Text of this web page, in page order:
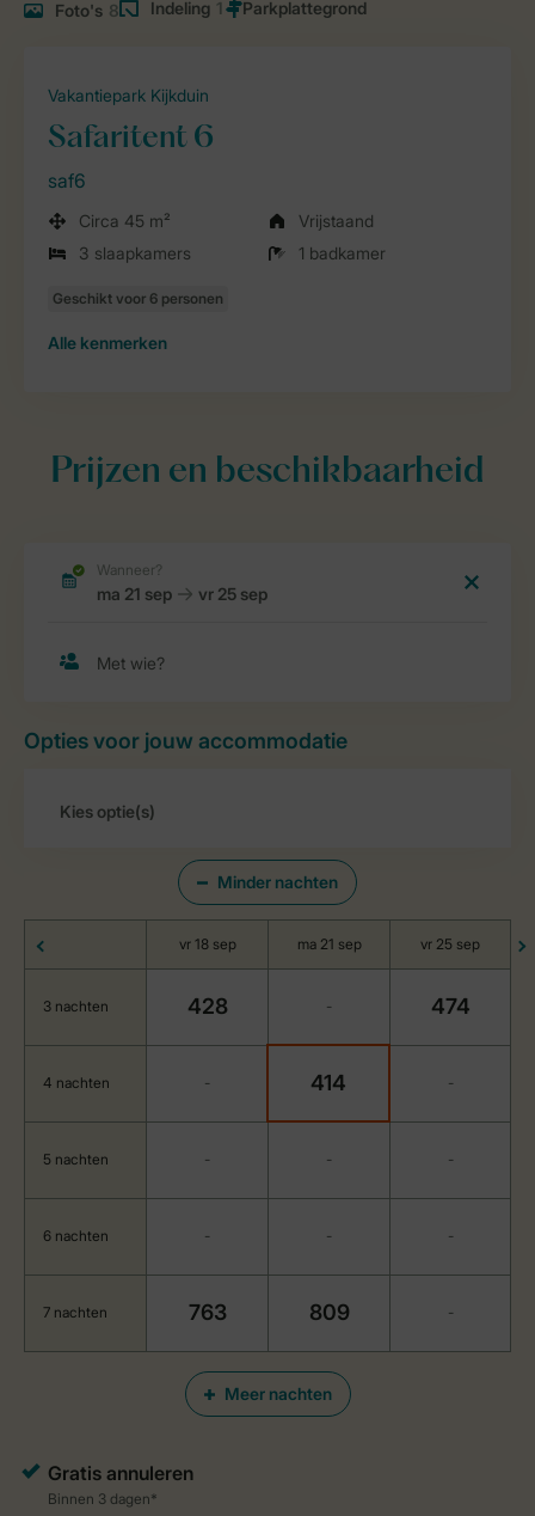
Foto's 8 Indeling 1
Vakantiepark Kijkduin
Safaritent 6
saf6
Circa 45 m²
Vrijstaand
3 slaapkamers
1 badkamer
Alle kenmerken
Prijzen en beschikbaarheid
Opties voor jouw accommodatie
Minder nachten
Meer nachten
vr 18 sep ma 21 sep vr 25 sep
3 nachten 428 - 474
4 nachten - 414 -
5 nachten - - -
6 nachten - - -
7 nachten 763 809 -